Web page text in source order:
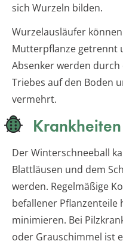
sich Wurzeln bilden.
Wurzelausläufer
Mutterpflanze getrennt
Absenker werden durch
Triebes auf den Boden
vermehrt.
Der Winterschneeball
Blattläusen und dem
werden. Regelmäßige
befallener Pflanzenteile
minimieren. Bei
oder Grauschimmel ist